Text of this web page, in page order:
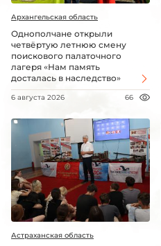
Архангельская область
Однополчане открыли
четвёртую летнюю смену
поискового палаточного
лагеря «Нам память
досталась в наследство»
6 августа 2026 66
Астраханская область